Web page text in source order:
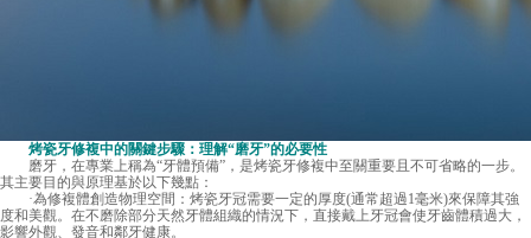
烤瓷牙修複中的關鍵步驟：理解“磨牙”的必要性
磨牙，在專業上稱為“牙體預備”，是烤瓷牙修複中至關重要且不可省略的一步。
其主要目的與原理基於以下幾點：
·為修複體創造物理空間：烤瓷牙冠需要一定的厚度(通常超過1毫米)來保障其強
度和美觀。在不磨除部分天然牙體組織的情況下，直接戴上牙冠會使牙齒體積過大，
影響外觀、發音和鄰牙健康。